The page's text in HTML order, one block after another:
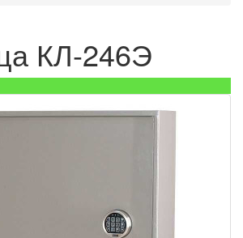
КЛ-246Э